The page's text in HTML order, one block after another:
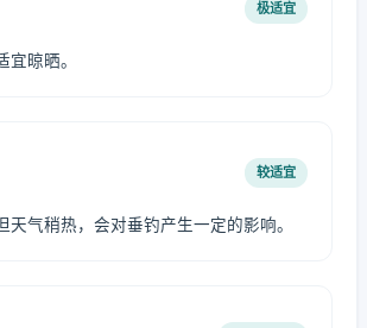
极适宜
宜晾晒。
较适宜
天气稍热，会对垂钓产生一定的影响。